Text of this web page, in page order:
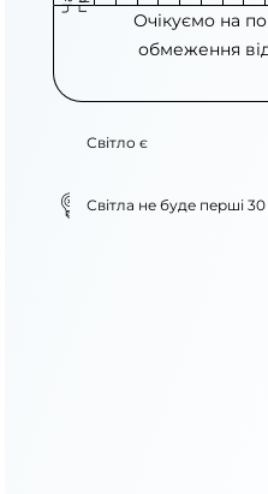
Очікуємо на
обмеження
Світло є
Світла не буде перші 30